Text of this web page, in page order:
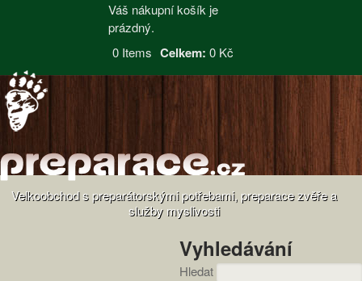
Váš nákupní košík je
prázdný.
0 Items Celkem: 0 Kč
Velkoobchod s preparátorskými potřebami, preparace zvěře a
služby myslivosti
Vyhledávání
Hledat